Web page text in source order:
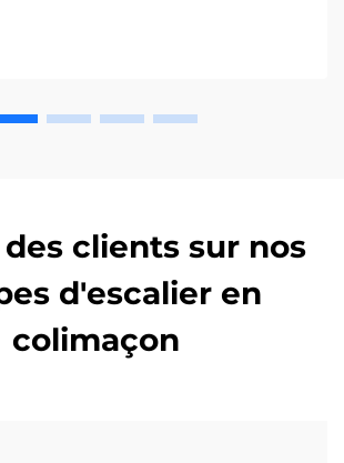
clients sur nos
d'escalier en
colimaçon